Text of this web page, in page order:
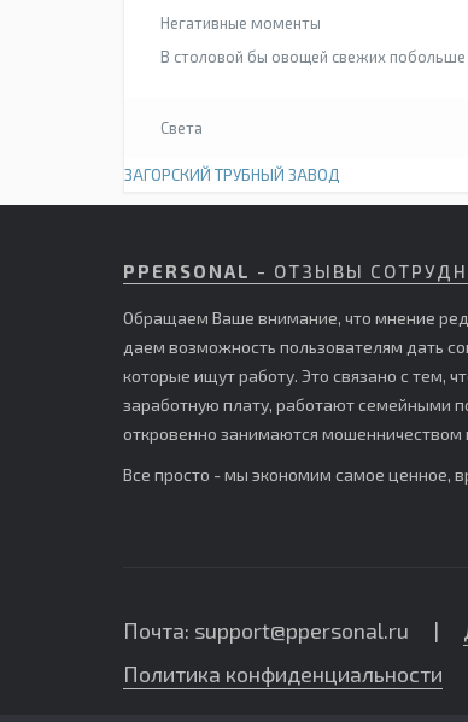
Негативные моменты
В столовой бы овощей свежих побольше
Света
ЗАГОРСКИЙ ТРУБНЫЙ ЗАВОД
PPERSONAL - ОТЗЫВЫ
Обращаем Ваше внимание, что мнение
даем возможность пользователям дать
которые ищут работу. Это связано с тем,
заработную плату, работают семейными
откровенно занимаются мошенничеством
Все просто - мы экономим самое ценное,
Почта: support@ppersonal.ru |
Политика конфиденциальности